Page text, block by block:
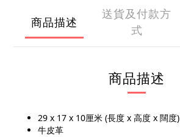
商品描述
送貨及付款方
式
商品描述
29 x 17 x 10厘米 (長度 x 高度 x 闊度)
牛皮革